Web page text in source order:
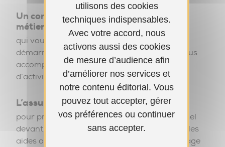
Un conseiller dédié spécialisé dans les
métiers HCR commerce & Service
qui vous suit dans cette première phase de
démarrage de votre activité et qui pourra vous
accompagner en phase de développement
d’activité.
L’assurance d’un projet structuré
pour présenter sereinement votre prévisionnel
devant des organismes bancaires et obtenir les
aides au financement nécessaire au démarrage
utilisons des cookies
techniques indispensables.
Avec votre accord, nous
activons aussi des cookies
de mesure d’audience afin
d’améliorer nos services et
notre contenu éditorial. Vous
pouvez tout accepter, gérer
vos préférences ou continuer
sans accepter.